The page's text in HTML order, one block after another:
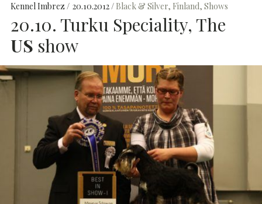
Kennel Imbrez 20.10.2012 Black & Silver, Finland, Shows
20.10. Turku Speciality, The
US show